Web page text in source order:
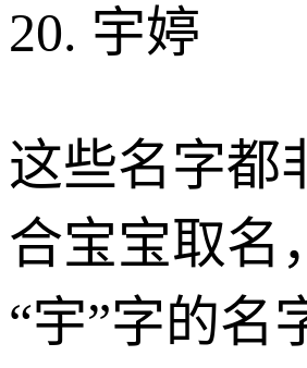
20. 宇婷
这些名字都
合宝宝取名
“宇”字的名